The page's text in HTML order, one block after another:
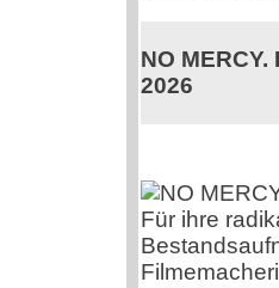
NO
2026
Für ihre